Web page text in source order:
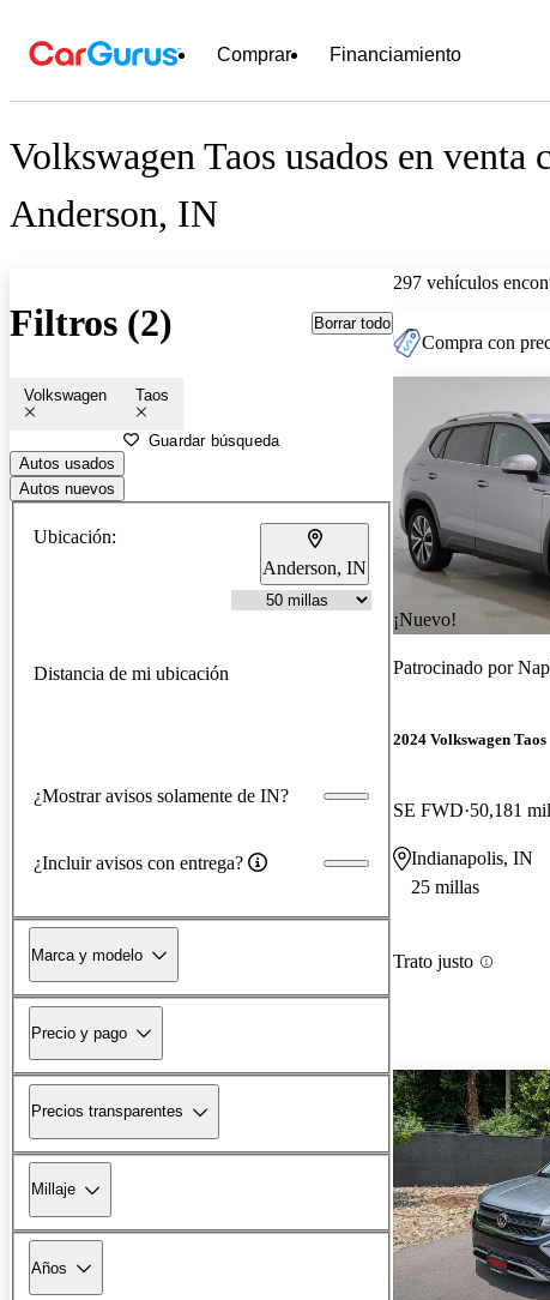
Comprar Financiamiento
Volkswagen Taos usados en venta
Anderson, IN
Filtros (2) Borrar todo
Volkswagen Taos
Guardar búsqueda
Autos usados
Autos nuevos
Ubicación:
Anderson, IN
Distancia de mi ubicación
¿Mostrar avisos solamente de IN?
¿Incluir avisos con entrega?
Marca y modelo
Precio y pago
Precios transparentes
Millaje
Años
297 vehículos
Compra con
¡Nuevo!
Patrocinado por
2024 Volkswagen Taos
SE FWD 50,181
Indianapolis, IN
25 millas
Trato justo